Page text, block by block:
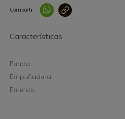
Compartir
Características
Funda
Empuñadura
Enterizo